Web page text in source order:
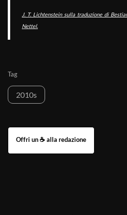
J. T. Lichtenstein sulla traduzione di
Nettel.
Tag
2010s